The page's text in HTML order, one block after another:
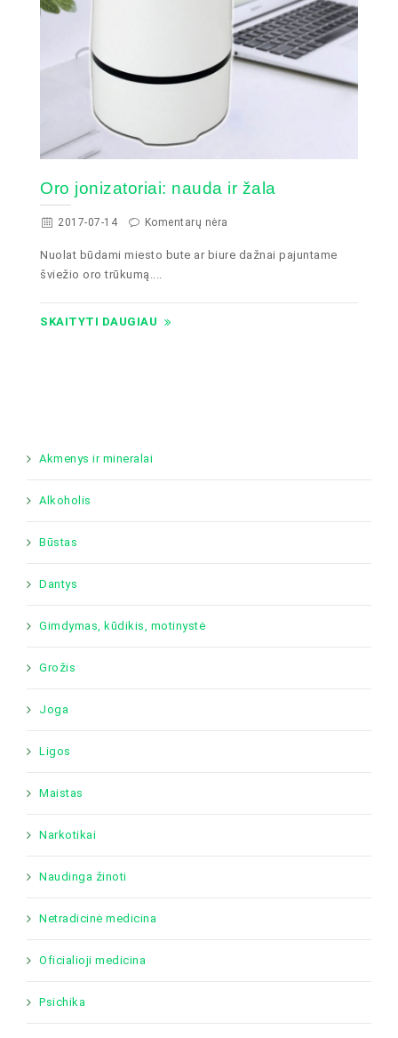
Oro jonizatoriai: nauda ir žala
2017-07-14 Komentarų nėra
Nuolat būdami miesto bute ar biure dažnai pajuntame
šviežio oro trūkumą....
SKAITYTI DAUGIAU
Akmenys ir mineralai
Alkoholis
Būstas
Dantys
Gimdymas, kūdikis, motinystė
Grožis
Joga
Ligos
Maistas
Narkotikai
Naudinga žinoti
Netradicinė medicina
Oficialioji medicina
Psichika